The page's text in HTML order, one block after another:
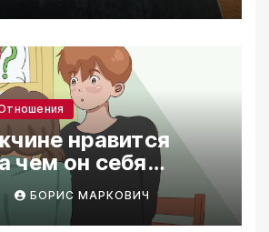
нравится
чем он себя
БОРИС МАРКОВИЧ